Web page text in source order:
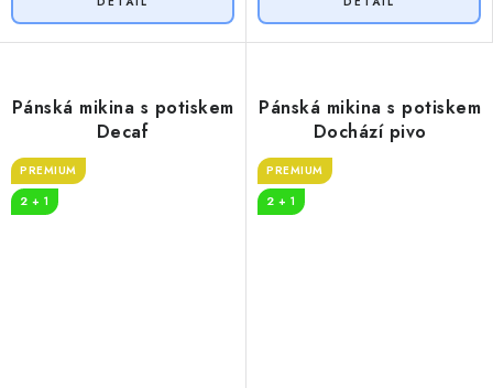
Pánská mikina s potiskem
Decaf
PREMIUM
2 + 1
Pánská mikina s potiskem
Dochází pivo
PREMIUM
2 + 1